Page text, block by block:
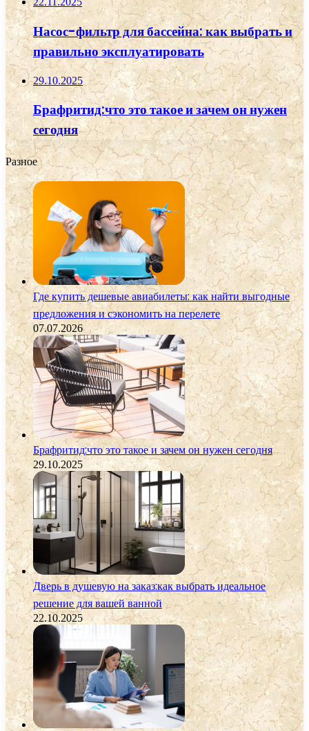
Насос-фильтр для бассейна: как выбрать и
правильно эксплуатировать
29.10.2025
Брафритид:что это такое и зачем он нужен
сегодня
Разное
Где купить дешевые авиабилеты: как найти выгодные
предложения и сэкономить на перелете
07.07.2026
Брафритид:что это такое и зачем он нужен сегодня
29.10.2025
Дверь в душевую на заказ:как выбрать идеальное
решение для вашей ванной
22.10.2025